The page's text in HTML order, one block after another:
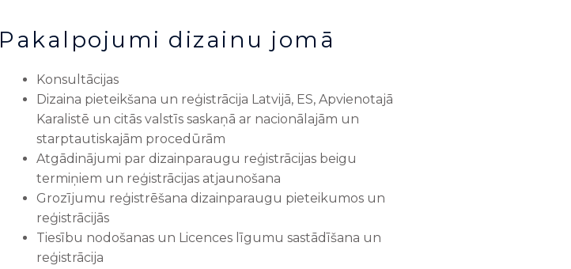
Pakalpojumi dizainu jomā
Konsultācijas
Dizaina pieteikšana un reģistrācija Latvijā, ES, Apvienotajā
Karalistē un citās valstīs saskaņā ar nacionālajām un
starptautiskajām procedūrām
Atgādinājumi par dizainparaugu reģistrācijas beigu
termiņiem un reģistrācijas atjaunošana
Grozījumu reģistrēšana dizainparaugu pieteikumos un
reģistrācijās
Tiesību nodošanas un Licences līgumu sastādīšana un
reģistrācija